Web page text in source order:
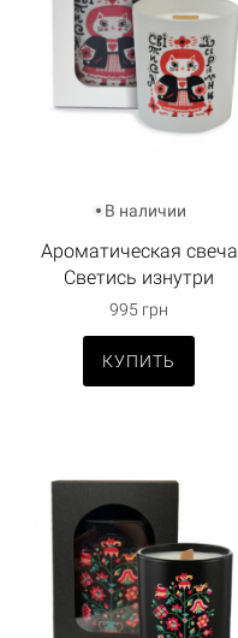
В наличии
Ароматическая свеча
Светись изнутри
995 грн
КУПИТЬ